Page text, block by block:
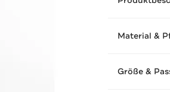
Material &
Größe &